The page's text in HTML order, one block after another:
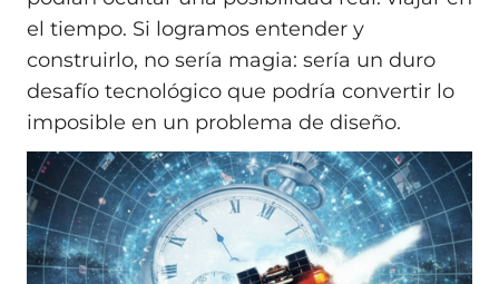
el tiempo. Si logramos entender y
construirlo, no sería magia: sería un duro
desafío tecnológico que podría convertir lo
imposible en un problema de diseño.